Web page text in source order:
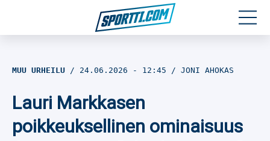
Jalkapallo
MUU URHEILU 24.06.2026 - 12:45 JONI AHOKAS
Lauri Markkasen
poikkeuksellinen ominaisuus